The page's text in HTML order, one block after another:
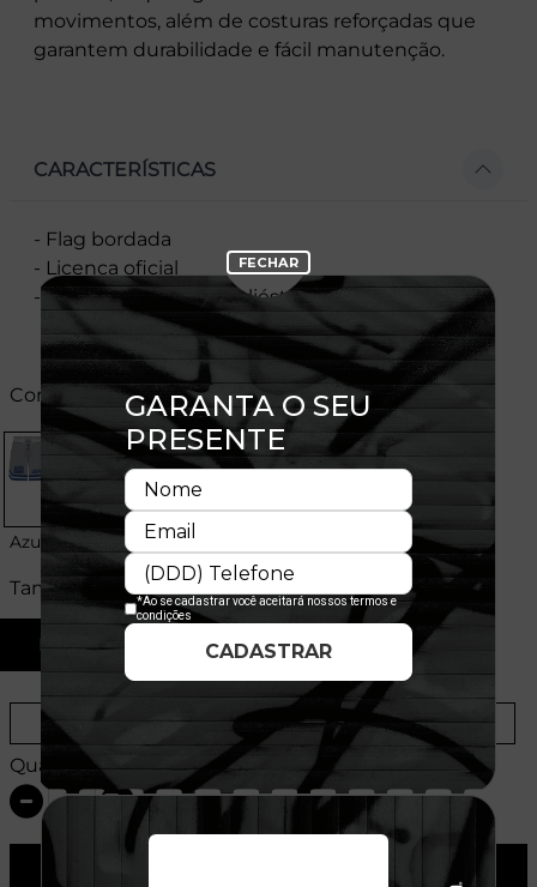
movimentos, além de costuras reforçadas que
garantem durabilidade e fácil manutenção.
CARACTERÍSTICAS
- Flag bordada
- Licença oficial
- Composição:100% Poliéster
Cores:
Azul
Tamanhos:
P G
Provador Virtual Tabela de Medidas
Quantidade: